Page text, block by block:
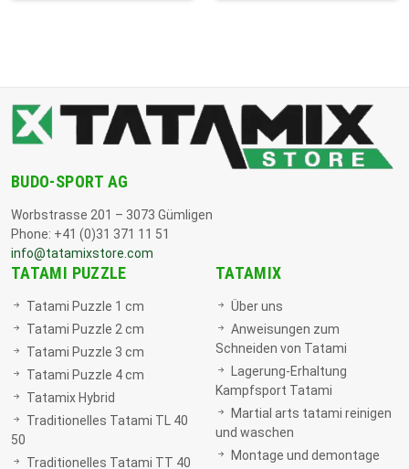
BUDO-SPORT AG
Worbstrasse 201 – 3073 Gümligen
Phone: +41 (0)31 371 11 51
info@tatamixstore.com
TATAMI PUZZLE
Tatami Puzzle 1 cm
Tatami Puzzle 2 cm
Tatami Puzzle 3 cm
Tatami Puzzle 4 cm
Tatamix Hybrid
Traditionelles Tatami TL 40
50
Traditionelles Tatami TT 40
TATAMIX
Über uns
Anweisungen zum
Schneiden von Tatami
Lagerung-Erhaltung
Kampfsport Tatami
Martial arts tatami reinigen
und waschen
Montage und demontage